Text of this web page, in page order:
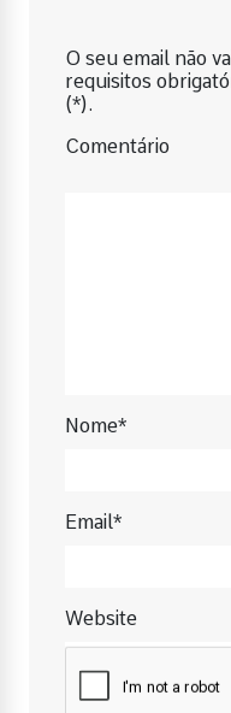
O seu email não
requisitos
(*).
Comentário
Nome*
Email*
Website